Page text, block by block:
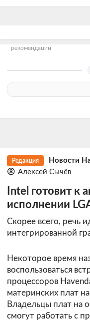
рекомендации
Редакция Новости
Алексей Сычёв
Intel готовит к
исполнении
Скорее всего, речь
интегрированной
Некоторое время
воспользоваться
процессоров
материнских плат
Владельцы плат на
смогут работать с